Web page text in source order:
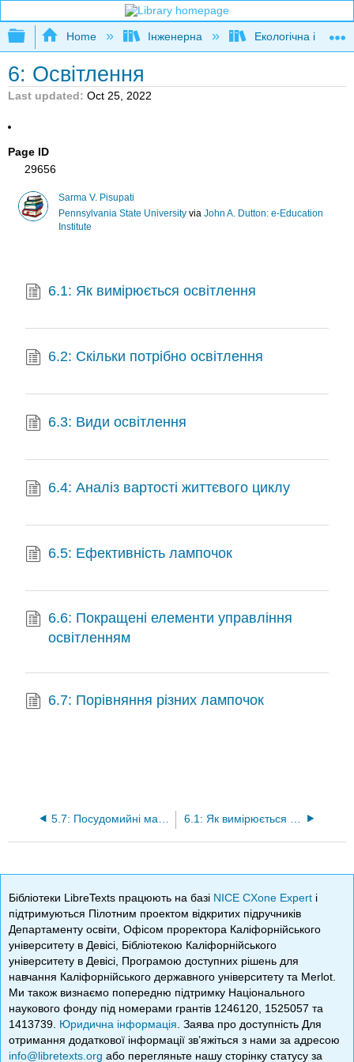
Expand/collapse global hierarchy
Home Інженерна Екологічна
6: Освітлення
Last updated Oct 25, 2022
Page ID
29656
Sarma V. Pisupati
Pennsylvania State Universityvia John A. Dutton: e-Education
Institute
6.1: Як вимірюється освітлення
6.2: Скільки потрібно освітлення
6.3: Види освітлення
6.4: Аналіз вартості життєвого циклу
6.5: Ефективність лампочок
6.6: Покращені елементи управління
освітленням
6.7: Порівняння різних лампочок
Бібліотеки LibreTexts працюють на базі NICE CXone Expert і
підтримуються Пілотним проектом відкритих підручників
Департаменту освіти, Офісом проректора Каліфорнійського
університету в Девісі, Бібліотекою Каліфорнійського
університету в Девісі, Програмою доступних рішень для
навчання Каліфорнійського державного університету та Merlot.
Ми також визнаємо попередню підтримку Національного
наукового фонду під номерами грантів 1246120, 1525057 та
1413739. Юридична інформація . Заява про доступність Для
отримання додаткової інформації зв’яжіться з нами за адресою
info@libretexts.org або перегляньте нашу сторінку статусу за